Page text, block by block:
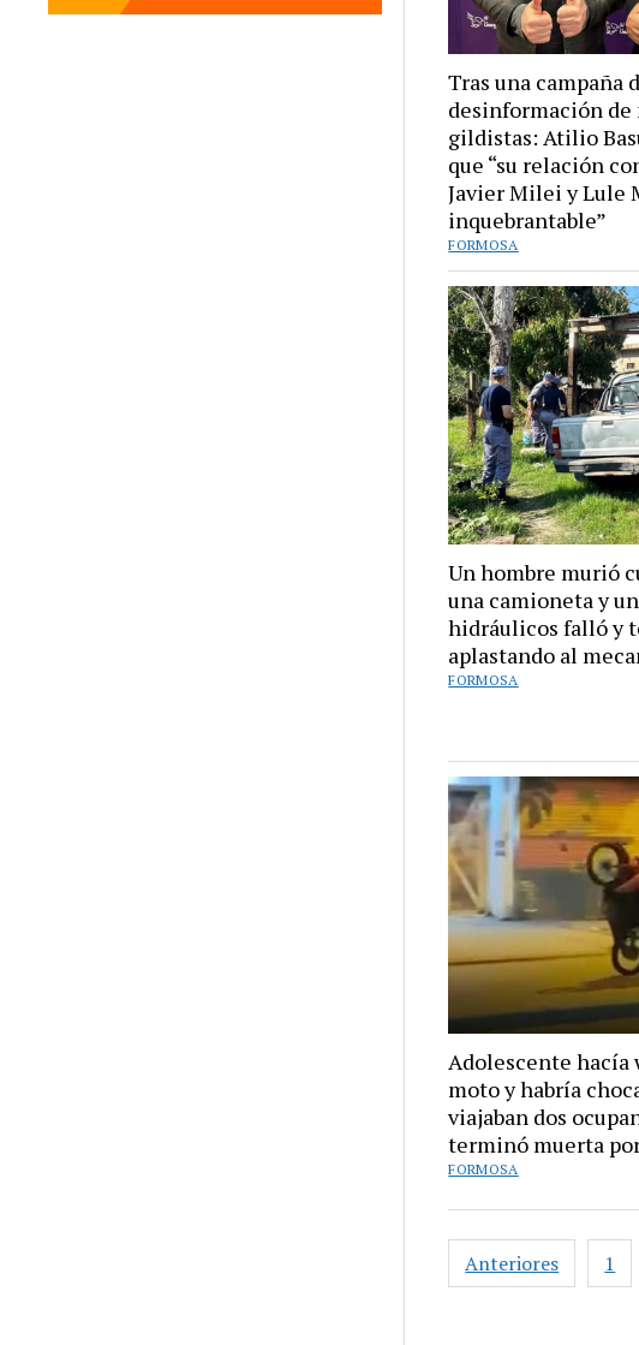
Tras una campaña
desinformación de
gildistas: Atilio
que “su relación
Javier Milei y Lule
inquebrantable”
FORMOSA
Un hombre murió
una camioneta y
hidráulicos falló y
aplastando al
FORMOSA
Adolescente hacía
moto y habría
viajaban dos
terminó muerta
FORMOSA
Paginación
de
Anteriores 1